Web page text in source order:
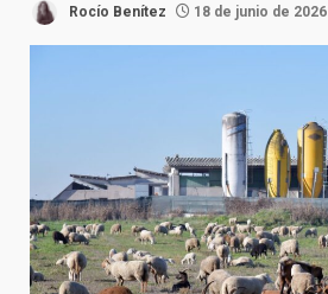
Rocío Benítez 18 de junio de 2026